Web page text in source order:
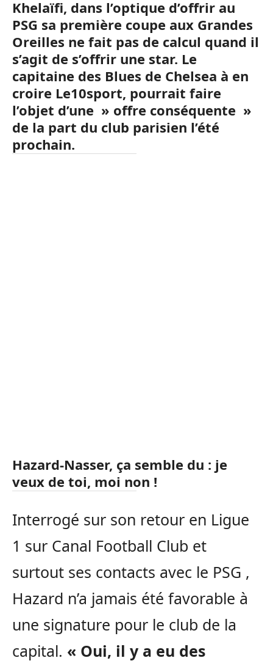
Khelaïfi, dans l’optique d’offrir au
PSG sa première coupe aux Grandes
Oreilles ne fait pas de calcul quand il
s’agit de s’offrir une star. Le
capitaine des Blues de Chelsea à en
croire Le10sport, pourrait faire
l’objet d’une » offre conséquente »
de la part du club parisien l’été
prochain.
Hazard-Nasser, ça semble du : je
veux de toi, moi non !
Interrogé sur son retour en Ligue
1 sur Canal Football Club et
surtout ses contacts avec le PSG ,
Hazard n’a jamais été favorable à
une signature pour le club de la
capital. « Oui, il y a eu des